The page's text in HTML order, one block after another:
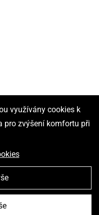
využívány cookies k
pro zvýšení komfortu při